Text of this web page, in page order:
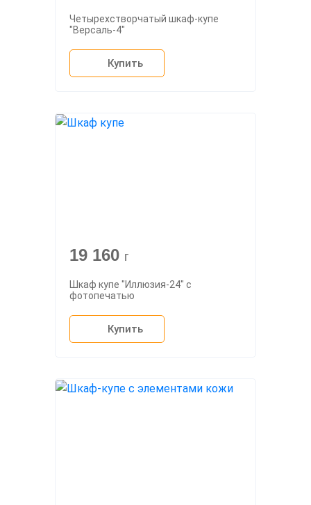
Четырехстворчатый шкаф-купе
"Версаль-4"
Купить
19 160 г
Шкаф купе "Иллюзия-24" с
фотопечатью
Купить